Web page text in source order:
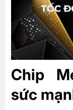
Chip
sức